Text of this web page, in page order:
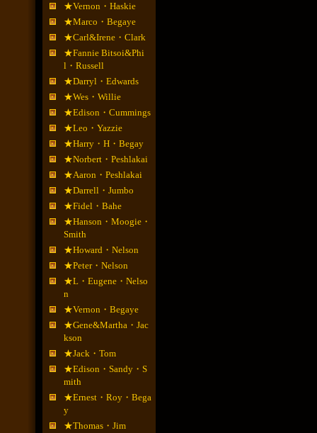
★Vernon・Haskie
★Marco・Begaye
★Carl&Irene・Clark
★Fannie Bitsoi&Phi
l・Russell
★Darryl・Edwards
★Wes・Willie
★Edison・Cummings
★Leo・Yazzie
★Harry・H・Begay
★Norbert・Peshlakai
★Aaron・Peshlakai
★Darrell・Jumbo
★Fidel・Bahe
★Hanson・Moogie・
Smith
★Howard・Nelson
★Peter・Nelson
★L・Eugene・Nelso
n
★Vernon・Begaye
★Gene&Martha・Jac
kson
★Jack・Tom
★Edison・Sandy・S
mith
★Ernest・Roy・Bega
y
★Thomas・Jim